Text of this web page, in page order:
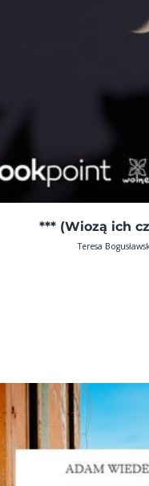
*** (Wiozą ich
Teresa